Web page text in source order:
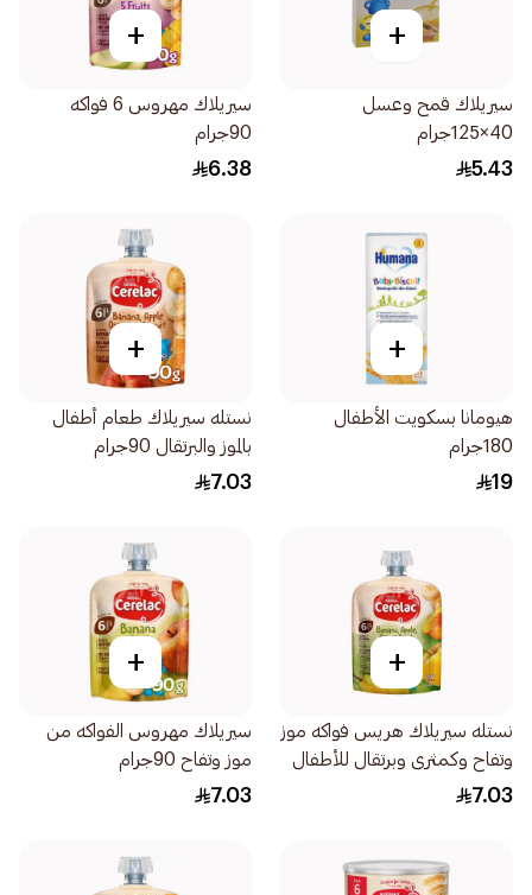
+
سيريلاك قمح وعسل
40×125جرام
5.43
+
سيريلاك مهروس 6 فواكه
90جرام
6.38
+
هيومانا بسكويت الأطفال
180جرام
19
+
نستله سيريلاك طعام أطفال
بالموز والبرتقال 90جرام
7.03
+
نستله سيريلاك هريس فواكه موز
وتفاح وكمثرى وبرتقال للأطفال
من 6 شهور 90جرام
7.03
+
سيريلاك مهروس الفواكه من
موز وتفاح 90جرام
7.03